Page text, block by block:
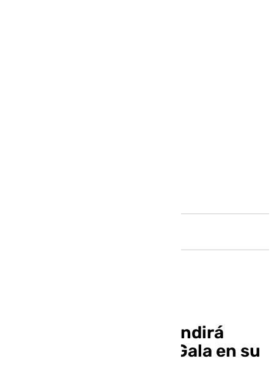
Alhaurín el Grande rendirá
homenaje a Antonio Gala en su